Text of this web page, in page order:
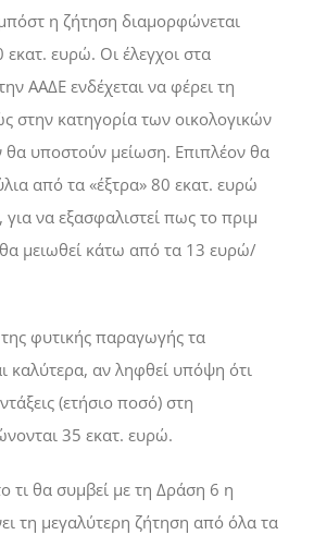
η ζήτηση διαµορφώνεται
ευρώ. Οι έλεγχοι στα
ΑΑ∆Ε ενδέχεται να φέρει τη
στην κατηγορία των οικολογικών
υποστούν µείωση. Επιπλέον θα
από τα «έξτρα» 80 εκατ. ευρώ
να εξασφαλιστεί πως το πριµ
θα µειωθεί κάτω από τα 13 ευρώ/
φυτικής παραγωγής τα
καλύτερα, αν ληφθεί υπόψη ότι
(ετήσιο ποσό) στη
35 εκατ. ευρώ.
τι θα συµβεί µε τη ∆ράση 6 η
τη µεγαλύτερη ζήτηση από όλα τα